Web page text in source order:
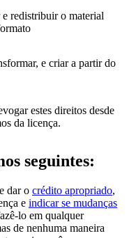
redistribuir o material
e criar a partir do
estes direitos desde
da licença.
seguintes:
dar o crédito apropriado,
e indicar se mudanças
lo em qualquer
de nenhuma maneira